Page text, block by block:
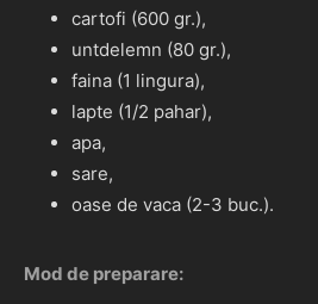
cartofi (600 gr.),
untdelemn (80 gr.),
faina (1 lingura),
lapte (1/2 pahar),
apa,
sare,
oase de vaca (2-3 buc.).
Mod de preparare: